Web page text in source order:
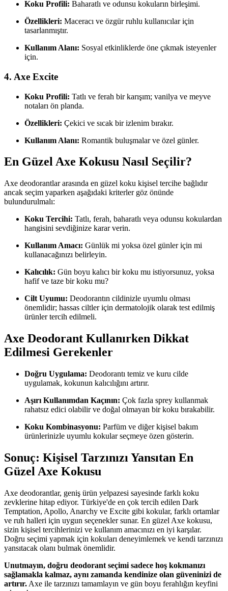
Koku Profili: Baharatlı ve odunsu kokuların birleşimi.
Özellikleri: Maceracı ve özgür ruhlu kullanıcılar için
tasarlanmıştır.
Kullanım Alanı: Sosyal etkinliklerde öne çıkmak isteyenler
için.
4. Axe Excite
Koku Profili: Tatlı ve ferah bir karışım; vanilya ve meyve
notaları ön planda.
Özellikleri: Çekici ve sıcak bir izlenim bırakır.
Kullanım Alanı: Romantik buluşmalar ve özel günler.
En Güzel Axe Kokusu Nasıl Seçilir?
Axe deodorantlar arasında en güzel koku kişisel tercihe bağlıdır
ancak seçim yaparken aşağıdaki kriterler göz önünde
bulundurulmalı:
Koku Tercihi: Tatlı, ferah, baharatlı veya odunsu kokulardan
hangisini sevdiğinize karar verin.
Kullanım Amacı: Günlük mi yoksa özel günler için mi
kullanacağınızı belirleyin.
Kalıcılık: Gün boyu kalıcı bir koku mu istiyorsunuz, yoksa
hafif ve taze bir koku mu?
Cilt Uyumu: Deodorantın cildinizle uyumlu olması
önemlidir; hassas ciltler için dermatolojik olarak test edilmiş
ürünler tercih edilmeli.
Axe Deodorant Kullanırken Dikkat
Edilmesi Gerekenler
Doğru Uygulama: Deodorantı temiz ve kuru cilde
uygulamak, kokunun kalıcılığını artırır.
Aşırı Kullanımdan Kaçının: Çok fazla sprey kullanmak
rahatsız edici olabilir ve doğal olmayan bir koku bırakabilir.
Koku Kombinasyonu: Parfüm ve diğer kişisel bakım
ürünlerinizle uyumlu kokular seçmeye özen gösterin.
Sonuç: Kişisel Tarzınızı Yansıtan En
Güzel Axe Kokusu
Axe deodorantlar, geniş ürün yelpazesi sayesinde farklı koku
zevklerine hitap ediyor. Türkiye'de en çok tercih edilen Dark
Temptation, Apollo, Anarchy ve Excite gibi kokular, farklı ortamlar
ve ruh halleri için uygun seçenekler sunar. En güzel Axe kokusu,
sizin kişisel tercihlerinizi ve kullanım amacınızı en iyi karşılar.
Doğru seçimi yapmak için kokuları deneyimlemek ve kendi tarzınızı
yansıtacak olanı bulmak önemlidir.
Unutmayın, doğru deodorant seçimi sadece hoş kokmanızı
sağlamakla kalmaz, aynı zamanda kendinize olan güveninizi de
artırır. Axe ile tarzınızı tamamlayın ve gün boyu ferahlığın keyfini